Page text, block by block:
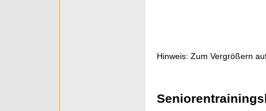
Hinweis: Zum Vergrößern